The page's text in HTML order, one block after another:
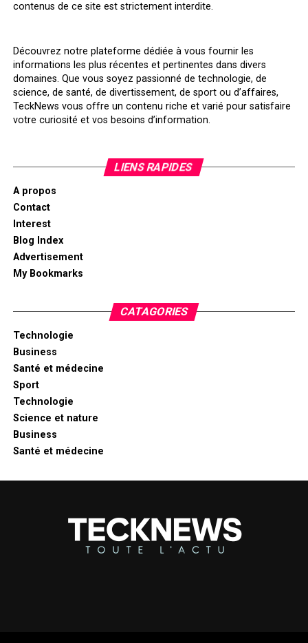
contenus de ce site est strictement interdite.
Découvrez notre plateforme dédiée à vous fournir les
informations les plus récentes et pertinentes dans divers
domaines. Que vous soyez passionné de technologie, de
science, de santé, de divertissement, de sport ou d’affaires,
TeckNews vous offre un contenu riche et varié pour satisfaire
votre curiosité et vos besoins d’information.
LIENS RAPIDES
A propos
Contact
Interest
Blog Index
Advertisement
My Bookmarks
CATAGORIES
Technologie
Business
Santé et médecine
Sport
Technologie
Science et nature
Business
Santé et médecine